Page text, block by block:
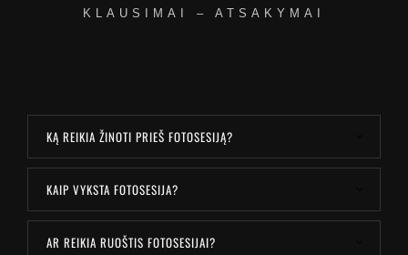
KLAUSIMAI – ATSAKYMAI
KĄ REIKIA ŽINOTI PRIEŠ FOTOSESIJĄ?
KAIP VYKSTA FOTOSESIJA?
AR REIKIA RUOŠTIS FOTOSESIJAI?